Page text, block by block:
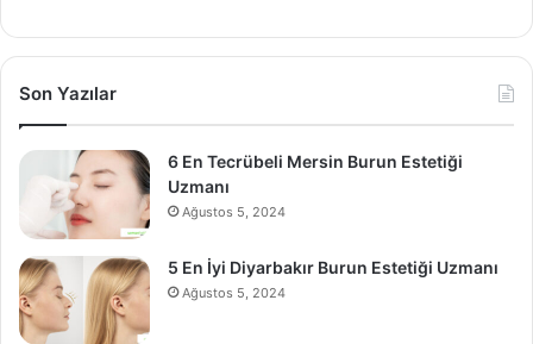
Son Yazılar
6 En Tecrübeli Mersin Burun Estetiği
Uzmanı
Ağustos 5, 2024
5 En İyi Diyarbakır Burun Estetiği Uzmanı
Ağustos 5, 2024